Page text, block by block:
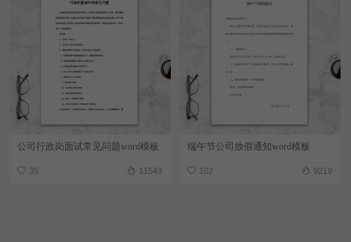
公司行政岗面试常见问题word模板
35 11543
端午节公司放假通知word模板
102 9219